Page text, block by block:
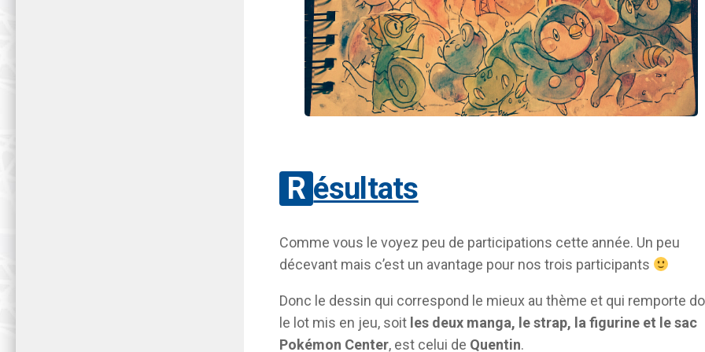
Résultats
Comme vous le voyez peu de participations cette année. Un peu
décevant mais c’est un avantage pour nos trois participants
Donc le dessin qui correspond le mieux au thème et qui remporte
le lot mis en jeu, soit les deux manga, le strap, la figurine et le sac
Pokémon Center, est celui de Quentin.